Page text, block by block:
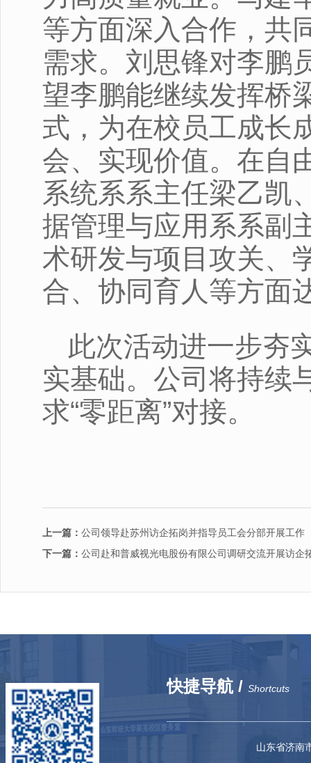
等方面深入合作，共
需求。刘思锋对李鹏
望李鹏能继续发挥桥
式，为在校员工成长
会、实现价值。在自
系统系系主任梁乙凯
据管理与应用系系副
术研发与项目攻关、
合、协同育人等方面
此次活动进一步夯
实基础。公司将持续
求“零距离”对接。
上一篇： 公司领导赴苏州访企拓岗并指导员工会分部开展工作
下一篇： 公司赴和普威视光电股份有限公司调研交流开展访企
快捷导航 / Shortcuts
山东省济南